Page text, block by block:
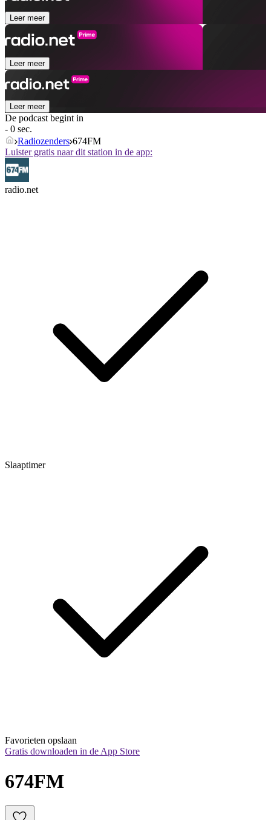
Leer meer
Leer meer
Leer meer
De podcast begint in
- 0 sec.
Radiozenders 674FM
Luister gratis naar dit station in de app:
radio.net
Slaaptimer
Favorieten opslaan
Gratis downloaden in de App Store